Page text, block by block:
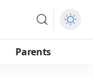
Parents